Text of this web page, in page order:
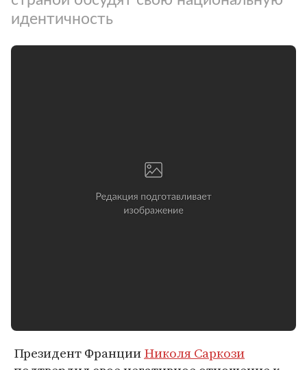
идентичность
Президент ФранцииНиколя Саркози